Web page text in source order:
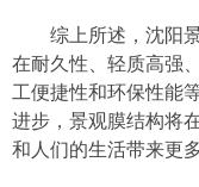
综上所述，沈阳
在耐久性、轻质高强
工便捷性和环保性能
进步，景观膜结构将
和人们的生活带来更